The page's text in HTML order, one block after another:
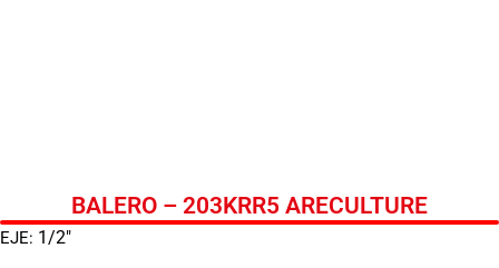
BALERO – 203KRR5 ARECULTURE
EJE: 1/2"